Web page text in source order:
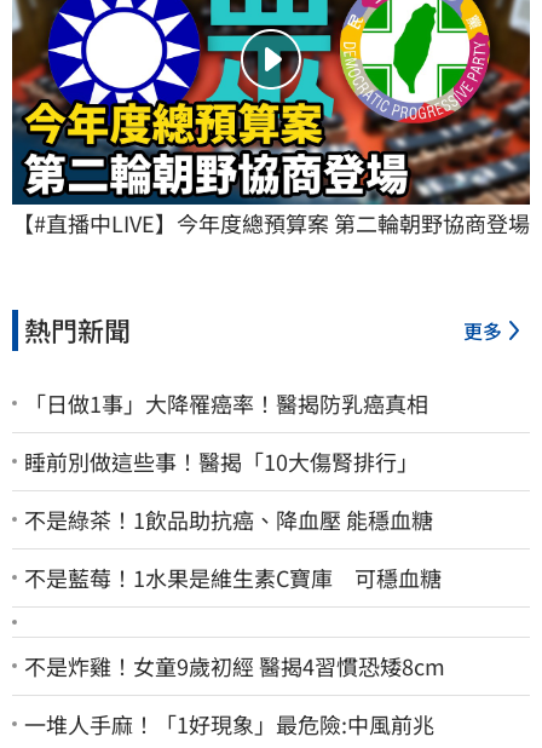
【#直播中LIVE】今年度總預算案 第二輪朝野協商登場
熱門新聞 更多
「日做1事」大降罹癌率！醫揭防乳癌真相
睡前別做這些事！醫揭「10大傷腎排行」
不是綠茶！1飲品助抗癌、降血壓 能穩血糖
不是藍莓！1水果是維生素C寶庫 可穩血糖
不是炸雞！女童9歲初經 醫揭4習慣恐矮8cm
一堆人手麻！「1好現象」最危險:中風前兆